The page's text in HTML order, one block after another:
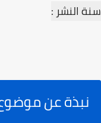
سنة النشر :
نبذة عن